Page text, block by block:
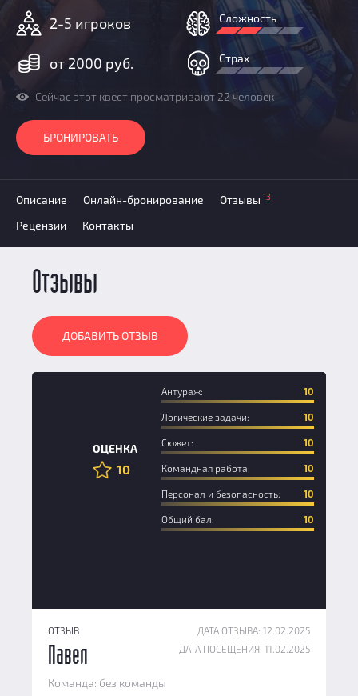
Добавить квест
2-5 игроков
от 2000 руб.
Сложность
Страх
Сейчас этот квест просматривают 22 человек
БРОНИРОВАТЬ
Описание Онлайн-бронирование Отзывы 13
Рецензии Контакты
Отзывы
ДОБАВИТЬ ОТЗЫВ
ОЦЕНКА
10
Антураж: 10
Логические задачи: 10
Сюжет: 10
Командная работа: 10
Персонал и безопасность: 10
Общий бал: 10
ОТЗЫВ
ДАТА ОТЗЫВА: 12.02.2025
ДАТА ПОСЕЩЕНИЯ: 11.02.2025
Павел
Команда: без команды